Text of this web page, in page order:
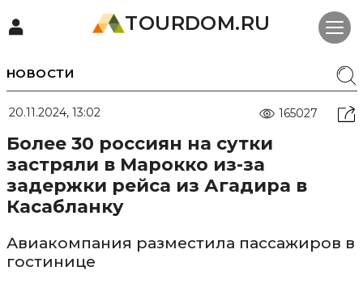
TOURDOM.RU
НОВОСТИ
20.11.2024, 13:02 165027
Более 30 россиян на сутки
застряли в Марокко из-за
задержки рейса из Агадира в
Касабланку
Авиакомпания разместила пассажиров в
гостинице